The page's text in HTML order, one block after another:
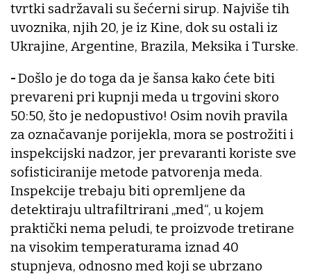
tvrtki sadržavali su šećerni sirup. Najviše tih
uvoznika, njih 20, je iz Kine, dok su ostali iz
Ukrajine, Argentine, Brazila, Meksika i Turske.
-Došlo je do toga da je šansa kako ćete biti
prevareni pri kupnji meda u trgovini skoro
50:50, što je nedopustivo! Osim novih pravila
za označavanje porijekla, mora se postrožiti i
inspekcijski nadzor, jer prevaranti koriste sve
sofisticiranije metode patvorenja meda.
Inspekcije trebaju biti opremljene da
detektiraju ultrafiltrirani „med“, u kojem
praktički nema peludi, te proizvode tretirane
na visokim temperaturama iznad 40
stupnjeva, odnosno med koji se ubrzano